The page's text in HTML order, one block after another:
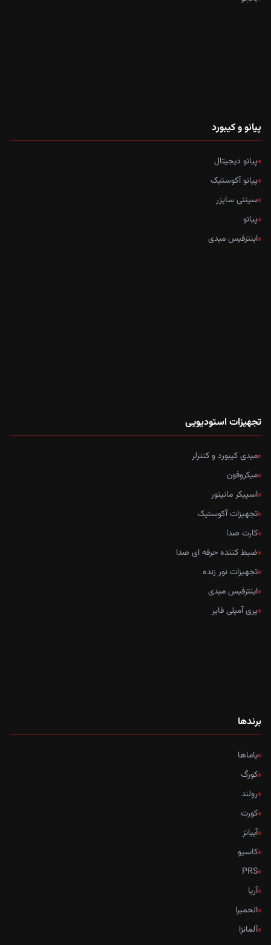
پیانو و کیبورد
پیانو دیجیتال
پیانو آکوستیک
سینتی سایزر
پیانو
اینترفیس میدی
تجهیزات استودیویی
میدی کیبورد و کنترلر
میکروفون
اسپیکر مانیتور
تجهیزات آکوستیک
کارت صدا
ضبط کننده حرفه ای صدا
تجهیزات نور زنده
اینترفیس میدی
پری آمپلی فایر
برندها
یاماها
کورگ
رولند
کورت
آیبانز
کاسیو
PRS
آریا
الحمبرا
آلمانزا